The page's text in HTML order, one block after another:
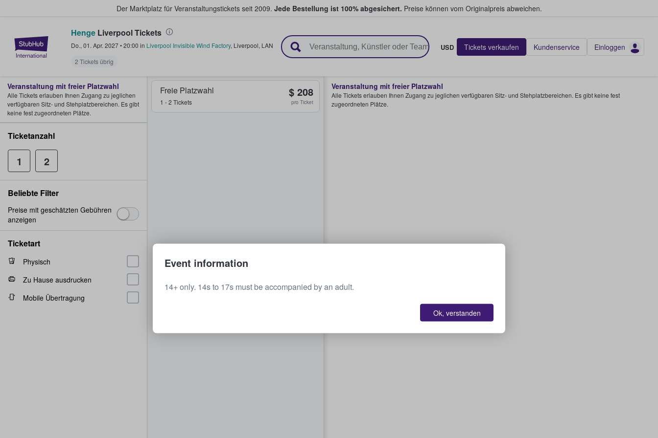
Der Marktplatz für Veranstaltungstickets seit 2009. Jede Bestellung ist 100% abgesichert. Preise können vom Originalpreis abweichen.
StubHub - Wo Fans Tickets kaufen & verkaufen
Henge Liverpool Tickets
Do., 01. Apr. 2027•20:00 in Liverpool Invisible Wind Factory, Liverpool, LAN
2 Tickets übrig
USD Tickets verkaufen Kundenservice Einloggen
Freie Platzwahl
1 - 2 Tickets
$ 208
pro Ticket
Veranstaltung mit freier Platzwahl
Alle Tickets erlauben Ihnen Zugang zu jeglichen verfügbaren Sitz- und Stehplatzbereichen. Es gibt keine fest
zugeordneten Plätze.
Veranstaltung mit freier Platzwahl
Alle Tickets erlauben Ihnen Zugang zu jeglichen
verfügbaren Sitz- und Stehplatzbereichen. Es gibt
keine fest zugeordneten Plätze.
Ticketanzahl
1 2
Beliebte Filter
Preise mit geschätzten Gebühren
anzeigen
Ticketart
Physisch
Zu Hause ausdrucken
Mobile Übertragung
Event information
14+ only. 14s to 17s must be accompanied by an adult.
Ok, verstanden